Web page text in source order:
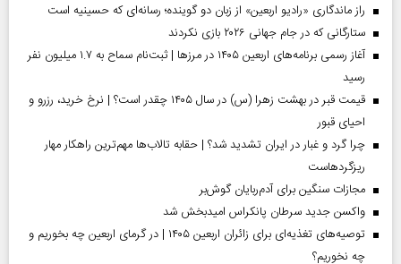
راز ماندگاری «رادیو اربعین» از زبان دو گوینده؛ رسانه‌ای که حسینیه است
ستارگانی که در جام جهانی ۲۰۲۶ بازی نکردند
آغاز رسمی برنامه‌های اربعین ۱۴۰۵ در مرز‌ها | ثبت‌نام سماح به ۱.۷ میلیون نفر
رسید
قیمت قبر در بهشت زهرا (س) در سال ۱۴۰۵ چقدر است؟ | نرخ خرید، رزرو و
احیای قبور
چرا گرد و غبار در ایران تشدید شد؟ | حقابه تالاب‌ها مهم‌ترین راهکار مهار
ریزگردهاست
مجازات سنگین برای آدم‌ربایان گوش‌بر
واکسن جدید سرطان پانکراس امیدبخش شد
توصیه‌های تغذیه‌ای برای زائران اربعین ۱۴۰۵ | در گرمای اربعین چه بخوریم و
چه نخوریم؟